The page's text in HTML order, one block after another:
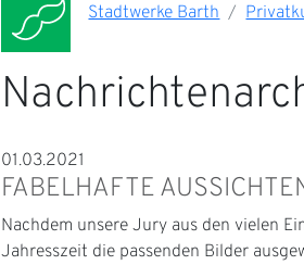
Stadtwerke Barth
01.03.2021
FABELHAFTE
Nachdem unsere Jury aus den vielen
Jahresszeit die passenden Bilder